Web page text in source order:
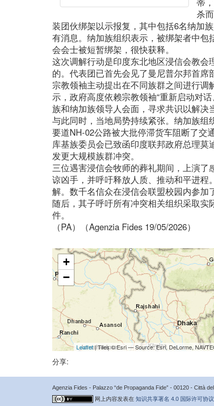
杀
装团伙绑架以示报复，其中包括6名纳加
有消息。纳加族组织表示，被绑架者中
会会士被短暂绑架，很快获释。
这次调解行动是印度东北地区浸信会教
的。代表团已首先会见了曼尼普尔邦首席
宗教领袖主动提出在不同族群之间进行
示，政府高度依赖宗教领袖“重新启动对
族和纳加族领导人会面，寻求共识以解决
与此同时，当地局势持续紧张。纳加族组
要道NH-02公路被大批停滞货车阻断了交
库基族委员会已致函印度联邦政府总理
发更大规模族群冲突。
三位遇害浸信会牧师的葬礼期间，上演
谅凶手，并呼吁释放人质、推动和平进
解。数千名信众在浸信会联盟校园内参加
随后，其子呼吁所有冲突相关组织采取
件。
（PA）（Agenzia Fides 19/05/2026）
+
−
Leaflet| Tiles © Esri — Source: Esri, DeLorme,
分享:
Agenzia Fides - Palazzo “de Propaganda Fide” - 00120 - Città
网上内容发表在 知识共享署名 4.0 国际许可协议